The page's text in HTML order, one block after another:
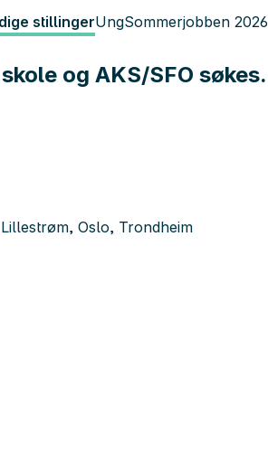
stillingerUngSommerjobben 2026
og AKS/SFO søkes.
Oslo, Trondheim